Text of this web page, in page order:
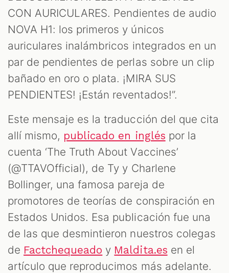
CON AURICULARES. Pendientes de audio
NOVA H1: los primeros y únicos
auriculares inalámbricos integrados en un
par de pendientes de perlas sobre un clip
bañado en oro o plata. ¡MIRA SUS
PENDIENTES! ¡Están reventados!”.
Este mensaje es la traducción del que cita
allí mismo, publicado en inglés por la
cuenta ‘The Truth About Vaccines’
(@TTAVOfficial), de Ty y Charlene
Bollinger, una famosa pareja de
promotores de teorías de conspiración en
Estados Unidos. Esa publicación fue una
de las que desmintieron nuestros colegas
de Factchequeado y Maldita.es en el
artículo que reproducimos más adelante.